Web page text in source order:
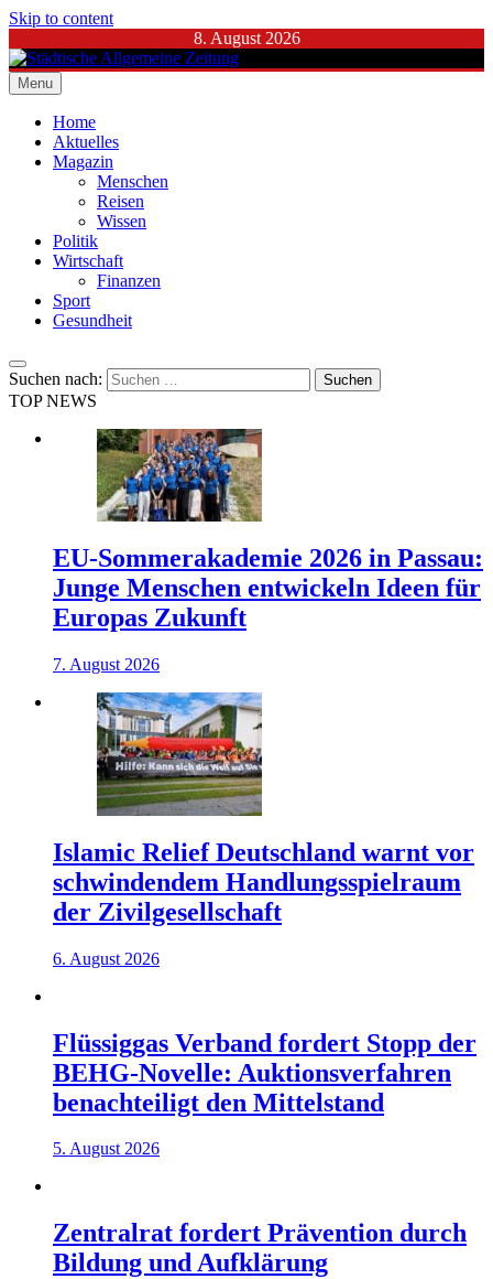
Skip to content
8. August 2026
Städtische Allgemeine Zeitung
Menu
Home
Aktuelles
Magazin
Menschen
Reisen
Wissen
Politik
Wirtschaft
Finanzen
Sport
Gesundheit
Suchen nach:
TOP NEWS
EU-Sommerakademie 2026 in Passau:
Junge Menschen entwickeln Ideen für
Europas Zukunft
7. August 2026
Islamic Relief Deutschland warnt vor
schwindendem Handlungsspielraum
der Zivilgesellschaft
6. August 2026
Flüssiggas Verband fordert Stopp der
BEHG-Novelle: Auktionsverfahren
benachteiligt den Mittelstand
5. August 2026
Zentralrat fordert Prävention durch
Bildung und Aufklärung